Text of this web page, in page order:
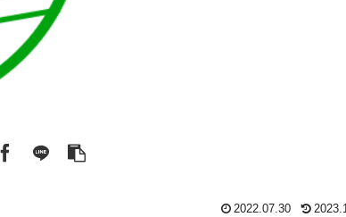
2022.07.30